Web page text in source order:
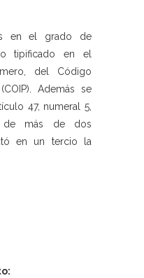
en el grado de
tipificado en el
del Código
Además se
47, numeral 5,
de más de dos
en un tercio la